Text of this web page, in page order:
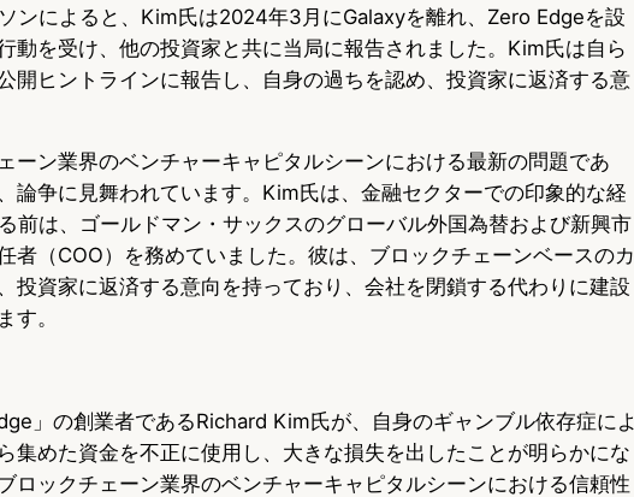
ンによると、Kim氏は2024年3月にGalaxyを離れ、Zero Edgeを設
動を受け、他の投資家と共に当局に報告されました。Kim氏は自ら
開ヒントラインに報告し、自身の過ちを認め、投資家に返済する意
ーン業界のベンチャーキャピタルシーンにおける最新の問題であ
論争に見舞われています。Kim氏は、金融セクターでの印象的な経
前は、ゴールドマン・サックスのグローバル外国為替および新興市
者（COO）を務めていました。彼は、ブロックチェーンベースのカ
投資家に返済する意向を持っており、会社を閉鎖する代わりに建設
す。
」の創業者であるRichard Kim氏が、自身のギャンブル依存症によ
集めた資金を不正に使用し、大きな損失を出したことが明らかにな
ロックチェーン業界のベンチャーキャピタルシーンにおける信頼性